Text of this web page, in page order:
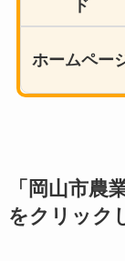
ド
ホームペー
「岡山市農
をクリック